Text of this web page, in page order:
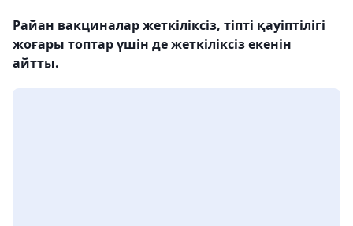
Райан вакциналар жеткіліксіз, тіпті қауіптілігі
жоғары топтар үшін де жеткіліксіз екенін
айтты.